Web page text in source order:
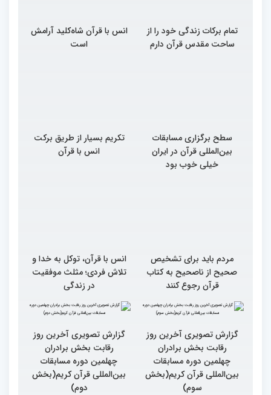
تمام برکات زندگی خود را از
ساحت مقدس قرآن دارم
انس با قرآن شاه‌کلید آرامش
است
سطح برگزاری مسابقات
بین‌المللی قرآن در ایران
خیلی خوب بود
تکریم بسیار از طریق برکت
انس با قرآن
مردم باید برای تشخیص
صحیح از ناصحیح به کتاب
قرآن رجوع کنند
انس با قرآن، توکل به خدا و
تلاش فردی؛ مثلث موفقیت
در زندگی
گزارش تصویری آخرین روز
رقابت بخش برادران
چهلمین دوره مسابقات
بین‌المللی قرآن کریم(بخش
سوم)
گزارش تصویری آخرین روز
رقابت بخش برادران
چهلمین دوره مسابقات
بین‌المللی قرآن کریم(بخش
دوم)